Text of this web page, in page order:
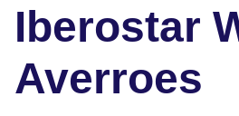
Iberostar
Averroes